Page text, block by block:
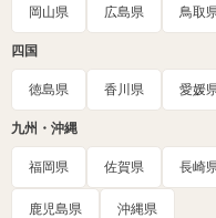
岡山県 広島県 鳥取
四国
徳島県 香川県 愛媛
九州・沖縄
福岡県 佐賀県 長崎
鹿児島県 沖縄県